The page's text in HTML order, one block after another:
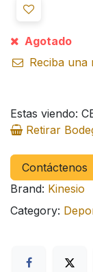
Agotado
Reciba
Estas viendo:
Retirar
Contáctenos
Brand: Kinesio
Category: